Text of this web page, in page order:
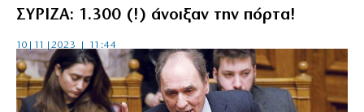
ΣΥΡΙΖΑ: 1.300 (!) άνοιξαν την πόρτα!
10|11|2023 | 11:44